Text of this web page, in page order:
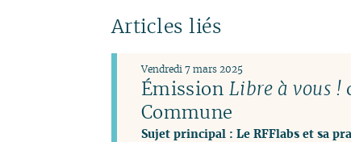
Articles liés
Émission Libre à vous !
Commune
Sujet principal : Le RFFlabs et sa
Vendredi 7 mars 2025